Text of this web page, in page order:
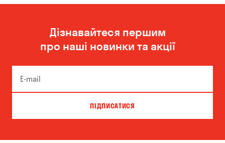
Дізнавайтеся першим
про наші новинки та акції
ПІДПИСАТИСЯ